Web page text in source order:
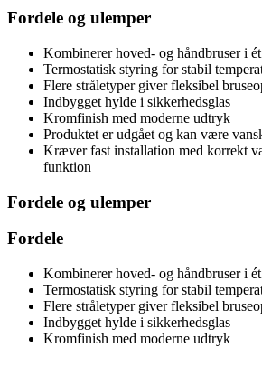
Fordele og ulemper
Kombinerer hoved- og håndbruser i
Termostatisk styring for stabil
Flere stråletyper giver fleksibel
Indbygget hylde i sikkerhedsglas
Kromfinish med moderne udtryk
Produktet er udgået og kan være
Kræver fast installation med korrekt
funktion
Fordele og ulemper
Fordele
Kombinerer hoved- og håndbruser i
Termostatisk styring for stabil
Flere stråletyper giver fleksibel
Indbygget hylde i sikkerhedsglas
Kromfinish med moderne udtryk